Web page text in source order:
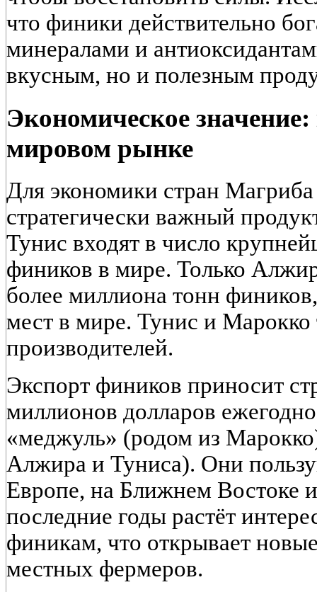
что финики действительно
минералами и
вкусным, но и полезным
Экономическое
мировом рынке
Для экономики стран
стратегически важный
Тунис входят в число
фиников в мире. Только
более миллиона тонн
мест в мире. Тунис и Марокко
производителей.
Экспорт фиников приносит
миллионов долларов
«меджуль» (родом из
Алжира и Туниса). Они
Европе, на Ближнем Востоке
последние годы растёт
финикам, что открывает
местных фермеров.